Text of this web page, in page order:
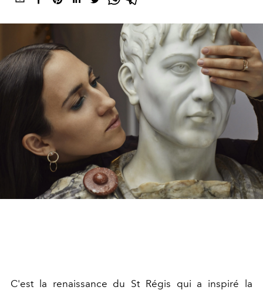
C'est la renaissance du St Régis qui a inspiré la